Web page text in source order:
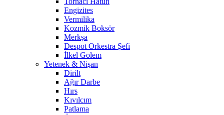
Engizites
Vermilika
Kozmik Boksör
Merkşa
Despot Orkestra Şefi
İlkel Golem
Yetenek & Nişan
Dirilt
Ağır Darbe
Hırs
Kıvılcım
Patlama